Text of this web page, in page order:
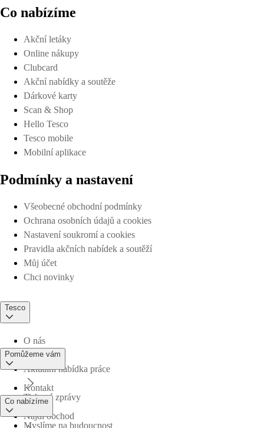
Co nabízíme
Akční letáky
Online nákupy
Clubcard
Akční nabídky a soutěže
Dárkové karty
Scan & Shop
Hello Tesco
Tesco mobile
Mobilní aplikace
Podmínky a nastavení
Všeobecné obchodní podmínky
Ochrana osobních údajů a cookies
Nastavení soukromí a cookies
Pravidla akčních nabídek a soutěží
Můj účet
Chci novinky
Tesco
O nás
Aktuální nabídka práce
Tiskové zprávy
Myslíme na budoucnost
Pomůžeme vám
Kontakt
Najdi obchod
Co nabízíme